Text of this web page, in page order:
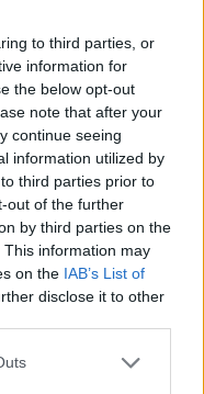
to third parties, or
information for
the below opt-out
note that after your
continue seeing
information utilized by
third parties prior to
out of the further
by third parties on the
This information may
on the IAB’s List of
disclose it to other
Θα ακούσεις
αυτά
σταράτες
μας